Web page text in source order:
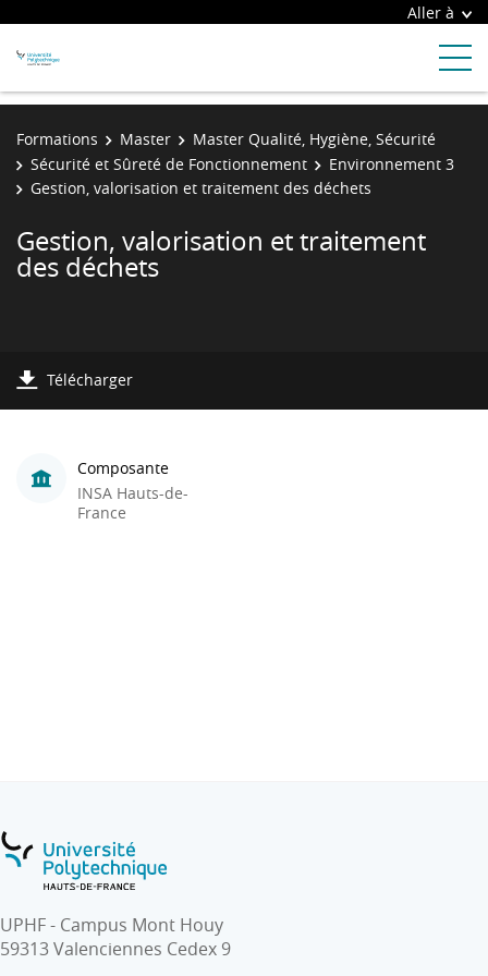
Aller à
Formations Master
Master Qualité, Hygiène, Sécurité
Sécurité et Sûreté de Fonctionnement
Environnement 3
Gestion, valorisation et traitement des déchets
Gestion, valorisation et traitement
des déchets
Télécharger
Composante
INSA Hauts-de-
France
UPHF - Campus Mont Houy
59313 Valenciennes Cedex 9